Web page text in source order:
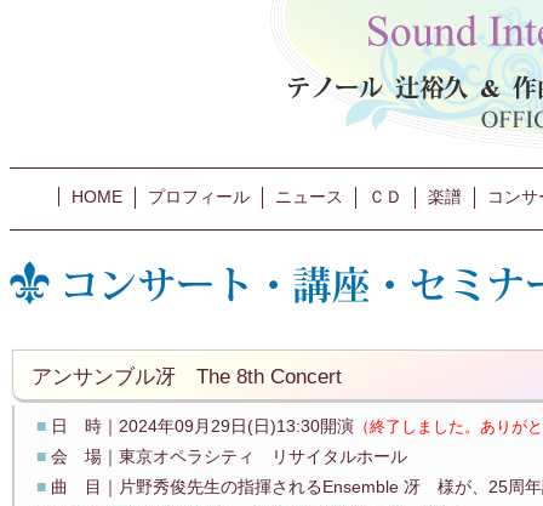
HOME プロフィール ニュース ＣＤ 楽譜 コン
アンサンブル冴 The 8th Concert
■ 日 時｜2024年09月29日(日)13:30開演 （終了しました。ありが
■ 会 場｜東京オペラシティ リサイタルホール
■ 曲 目｜片野秀俊先生の指揮されるEnsemble 冴 様が、25周年